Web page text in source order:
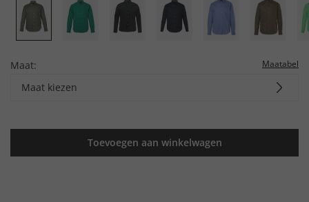
Maat: Maatabel
Maat kiezen
Toevoegen aan winkelwagen